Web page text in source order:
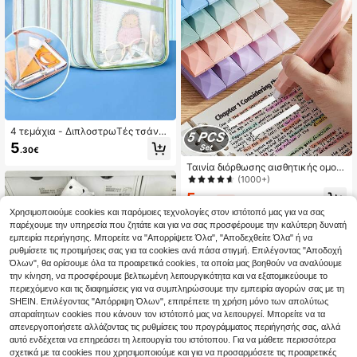
4 τεμάχια - ΔιπλοστρωTές τσάντε
ς ταξινόμησης από νάιλον δίχνη A
4, μεγάλου χωρητικότητας ενισχυ
α L, κατάλληλες για μαθητές - φορ
ητή τσάντα με φερμουάρ και λαβ
ή, κατάλληλη για ταξινόμηση μαθη
μάτων στην τάξη και αποθήκευση
εργασιών, σχολικά είδη, επιστροφ
ή στο σχολείο
5.30€
Ταινία διόρθωσης αισθητικής ομορ
φιάς 5 τεμάχια, για ομαλή κάλυψη
και έγγραφα γραφείου, σχολικά εί
δη, επιστροφή στο σχολείο
(1000+)
5
2 άλλοι πωλητές
Χρησιμοποιούμε cookies και παρόμοιες τεχνολογίες στον ιστότοπό μας για να σας
παρέχουμε την υπηρεσία που ζητάτε και για να σας προσφέρουμε την καλύτερη δυνατή
εμπειρία περιήγησης. Μπορείτε να "Απορρίψετε Όλα", "Αποδεχθείτε Όλα" ή να
ρυθμίσετε τις προτιμήσεις σας για τα cookies ανά πάσα στιγμή. Επιλέγοντας "Αποδοχή
Όλων", θα ορίσουμε όλα τα προαιρετικά cookies, τα οποία μας βοηθούν να αναλύουμε
την κίνηση, να προσφέρουμε βελτιωμένη λειτουργικότητα και να εξατομικεύουμε το
περιεχόμενο και τις διαφημίσεις για να συμπληρώσουμε την εμπειρία αγορών σας με τη
SHEIN. Επιλέγοντας "Απόρριψη Όλων", επιτρέπετε τη χρήση μόνο των απολύτως
απαραίτητων cookies που κάνουν τον ιστότοπό μας να λειτουργεί. Μπορείτε να τα
απενεργοποιήσετε αλλάζοντας τις ρυθμίσεις του προγράμματος περιήγησής σας, αλλά
αυτό ενδέχεται να επηρεάσει τη λειτουργία του ιστότοπου. Για να μάθετε περισσότερα
σχετικά με τα cookies που χρησιμοποιούμε και για να προσαρμόσετε τις προαιρετικές